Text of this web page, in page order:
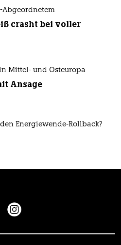
Abgeordnetem
crasht bei voller
Mittel- und Osteuropa
Ansage
Energiewende-Rollback?